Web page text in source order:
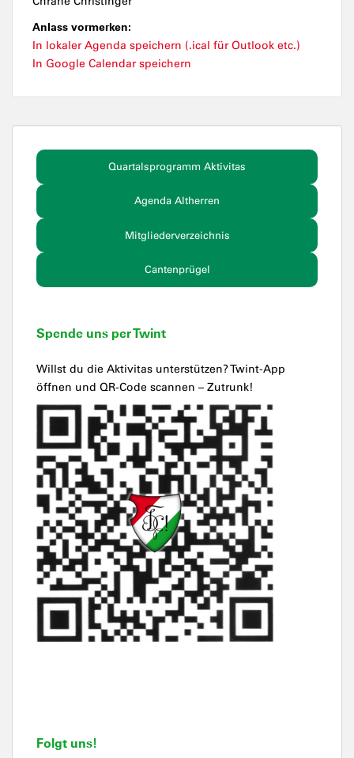
Anlass vormerken:
In lokaler Agenda speichern (.ical für Outlook etc.)
In Google Calendar speichern
Quartalsprogramm Aktivitas
Agenda Altherren
Mitgliederverzeichnis
Cantenprügel
Spende uns per Twint
Willst du die Aktivitas unterstützen? Twint-App
öffnen und QR-Code scannen – Zutrunk!
Folgt uns!